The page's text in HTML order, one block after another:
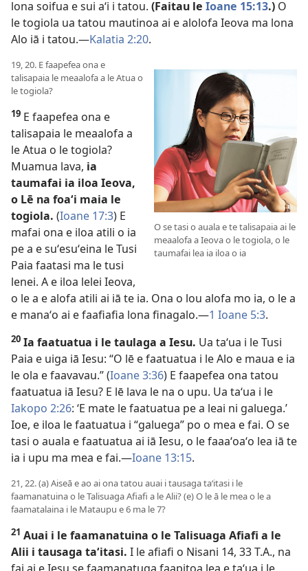
lona soifua e sui aʻi i tatou. (Faitau le Ioane 15:13.) O
le togiola ua tatou mautinoa ai e alolofa Ieova ma lona
Alo iā i tatou.—Kalatia 2:20.
O se tasi o auala e te talisapaia ai le
meaalofa a Ieova o le togiola, o le
taumafai lea ia iloa o ia
19, 20. E faapefea ona e
talisapaia le meaalofa a le Atua o
le togiola?
19 E faapefea ona e
talisapaia le meaalofa a
le Atua o le togiola?
Muamua lava, ia
taumafai ia iloa Ieova,
o Lē na foaʻi maia le
togiola. (Ioane 17:3) E
mafai ona e iloa atili o ia
pe a e suʻesuʻeina le Tusi
Paia faatasi ma le tusi
lenei. A e iloa lelei Ieova,
o le a e alofa atili ai iā te ia. Ona o lou alofa mo ia, o le a
e manaʻo ai e faafiafia lona finagalo.—1 Ioane 5:3.
20 Ia faatuatua i le taulaga a Iesu. Ua taʻua i le Tusi
Paia e uiga iā Iesu: “O lē e faatuatua i le Alo e maua e ia
le ola e faavavau.” (Ioane 3:36) E faapefea ona tatou
faatuatua iā Iesu? E lē lava le na o upu. Ua taʻua i le
Iakopo 2:26: ʻE mate le faatuatua pe a leai ni galuega.’
Ioe, e iloa le faatuatua i “galuega” po o mea e fai. O se
tasi o auala e faatuatua ai iā Iesu, o le faaaʻoaʻo lea iā te
ia i upu ma mea e fai.—Ioane 13:15.
21, 22. (a) Aiseā e ao ai ona tatou auai i tausaga taʻitasi i le
faamanatuina o le Talisuaga Afiafi a le Alii? (e) O le ā le mea o le a
faamatalaina i le Mataupu e 6 ma le 7?
21 Auai i le faamanatuina o le Talisuaga Afiafi a le
Alii i tausaga taʻitasi. I le afiafi o Nisani 14, 33 T.A., na